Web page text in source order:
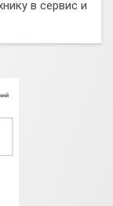
в сервис и